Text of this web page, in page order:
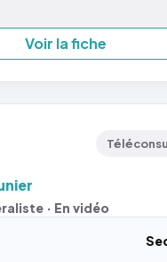
Voir la fiche
· En vidéo